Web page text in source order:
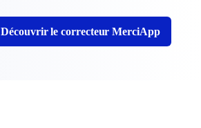
Découvrir le correcteur MerciApp